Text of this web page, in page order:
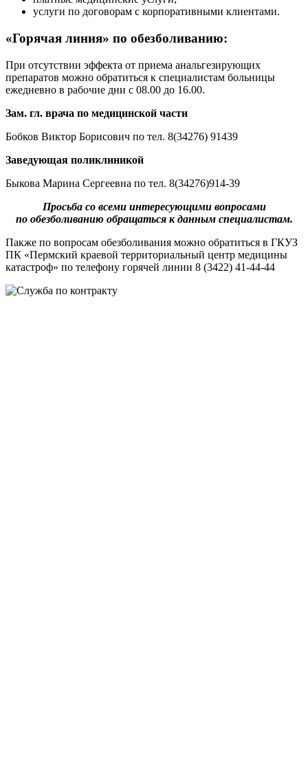
услуги по договорам с корпоративными клиентами.
«Горячая линия» по обезболиванию:
При отсутствии эффекта от приема анальгезирующих
препаратов можно обратиться к специалистам больницы
ежедневно в рабочие дни с 08.00 до 16.00.
Зам. гл. врача по медицинской части
Бобков Виктор Борисович по тел. 8(34276) 91439
Заведующая поликлиникой
Быкова Марина Сергеевна по тел. 8(34276)914-39
Просьба со всеми интересующими вопросами
по обезболиванию обращаться к данным специалистам.
Пакже по вопросам обезболивания можно обратиться в ГКУЗ
ПК «Пермский краевой территориальный центр медицины
катастроф» по телефону горячей линии 8 (3422) 41-44-44